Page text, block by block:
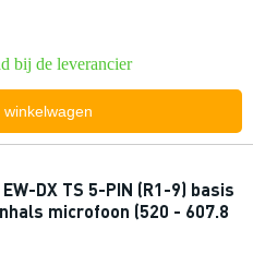
bij de leverancier
winkelwagen
DX TS 5-PIN (R1-9) basis
microfoon (520 - 607.8